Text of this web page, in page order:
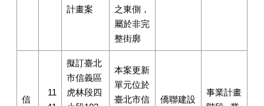
計畫案
之東側，
屬於非完
整街廓
信
11
擬訂臺北
市信義區
虎林段四
本案更新
單元位於
臺北市信
僑聯建設
事業計畫